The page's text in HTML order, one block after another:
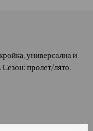
универсална и
пролет/лято.